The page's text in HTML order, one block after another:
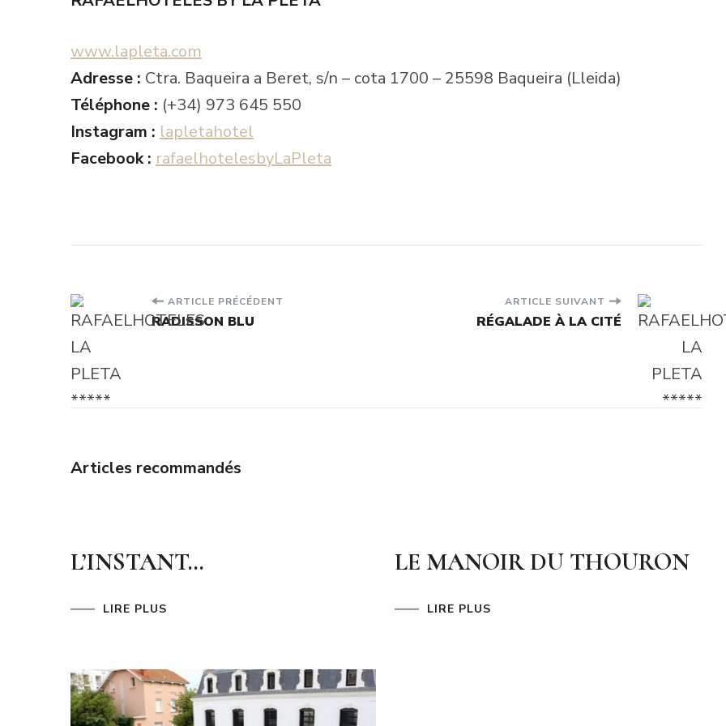
www.lapleta.com
Adresse : Ctra. Baqueira a Beret, s/n – cota 1700 – 25598 Baqueira (Lleida)
Téléphone : (+34) 973 645 550
Instagram : lapletahotel
Facebook : rafaelhotelesbyLaPleta
Navigation
d'article
ARTICLE PRÉCÉDENT
RADISSON BLU
ARTICLE SUIVANT
RÉGALADE À LA CITÉ
Articles recommandés
L’INSTANT…
LIRE PLUS
LE MANOIR DU THOURON
LIRE PLUS